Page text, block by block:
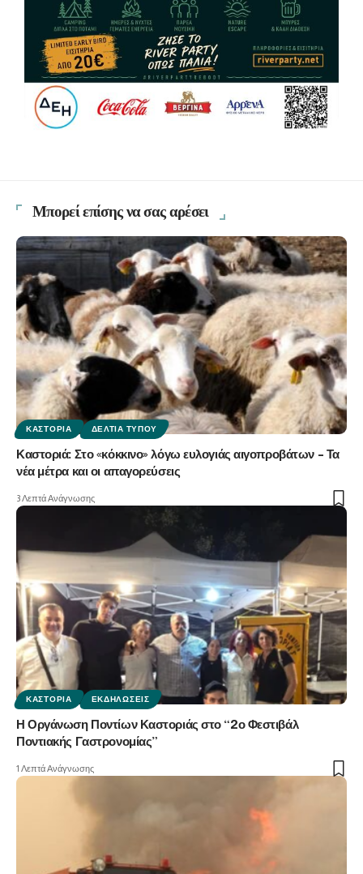
Μπορεί επίσης να σας αρέσει
ΚΑΣΤΟΡΙΆ ΔΕΛΤΊΑ ΤΎΠΟΥ
Καστοριά: Στο «κόκκινο» λόγω ευλογιάς αιγοπροβάτων – Τα
νέα μέτρα και οι απαγορεύσεις
3 Λεπτά Ανάγνωσης
ΚΑΣΤΟΡΙΆ ΕΚΔΗΛΏΣΕΙΣ
Η Οργάνωση Ποντίων Καστοριάς στο “2ο Φεστιβάλ
Ποντιακής Γαστρονομίας”
1 Λεπτά Ανάγνωσης